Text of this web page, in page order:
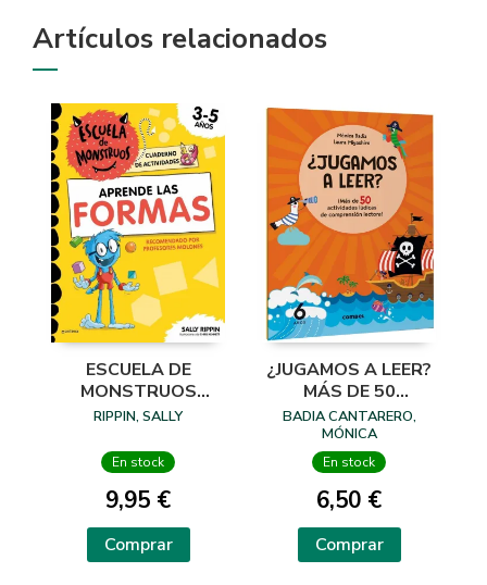
Artículos relacionados
ESCUELA DE
MONSTRUOS
APRENDE FORMAS
RIPPIN, SALLY
En stock
9,95 €
Comprar
¿JUGAMOS A LEER?
MÁS DE 50
ACTIVIDADES
LÚDICAS DE
COMPRENSIÓN
LECTORA! 6 AÑOS
BADIA CANTARERO,
MÓNICA
En stock
6,50 €
Comprar